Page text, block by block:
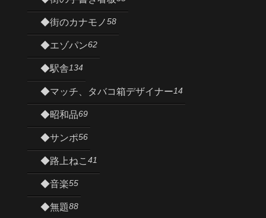
◆街のカナモノ58
◆エゾパン62
◆駅舎134
◆マッチ、タバコ箱デザイナー14
◆昭和品69
◆サンポ56
◆路上ねこ 41
◆音楽55
◆無題88